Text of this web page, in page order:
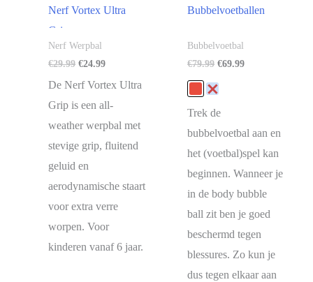
Nerf Vortex Ultra
Grip
Nerf Werpbal
€29.99 Oorspronkelijke
was:
€29.99.
€24.99Huidige
is:
€24.99.
De Nerf Vortex Ultra
Grip is een all-
weather werpbal met
stevige grip, fluitend
geluid en
aerodynamische staart
voor extra verre
worpen. Voor
kinderen vanaf 6 jaar.
Bubbelvoetballen
Bubbelvoetbal
€79.99 Oorspronkelijke
was:
€69.99Huidige
Trek de
bubbelvoetbal aan en
het (voetbal)spel kan
beginnen. Wanneer je
in de body bubble
ball zit ben je goed
beschermd tegen
blessures. Zo kun je
dus tegen elkaar aan